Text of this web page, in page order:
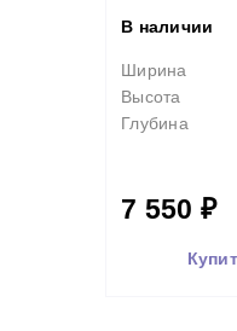
В наличии
Ширина
Высота
Глубина
7 550 ₽